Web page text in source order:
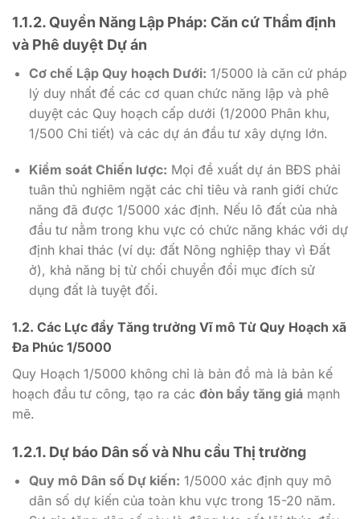
1.1.2. Quyền Năng Lập Pháp: Căn cứ Thẩm định
và Phê duyệt Dự án
Cơ chế Lập Quy hoạch Dưới: 1/5000 là căn cứ pháp
lý duy nhất để các cơ quan chức năng lập và phê
duyệt các Quy hoạch cấp dưới (1/2000 Phân khu,
1/500 Chi tiết) và các dự án đầu tư xây dựng lớn.
Kiểm soát Chiến lược: Mọi đề xuất dự án BĐS phải
tuân thủ nghiêm ngặt các chỉ tiêu và ranh giới chức
năng đã được 1/5000 xác định. Nếu lô đất của nhà
đầu tư nằm trong khu vực có chức năng khác với dự
định khai thác (ví dụ: đất Nông nghiệp thay vì Đất
ở), khả năng bị từ chối chuyển đổi mục đích sử
dụng đất là tuyệt đối.
1.2. Các Lực đẩy Tăng trưởng Vĩ mô Từ Quy Hoạch xã
Đa Phúc 1/5000
Quy Hoạch 1/5000 không chỉ là bản đồ mà là bản kế
hoạch đầu tư công, tạo ra các đòn bẩy tăng giá mạnh
mẽ.
1.2.1. Dự báo Dân số và Nhu cầu Thị trường
Quy mô Dân số Dự kiến: 1/5000 xác định quy mô
dân số dự kiến của toàn khu vực trong 15-20 năm.